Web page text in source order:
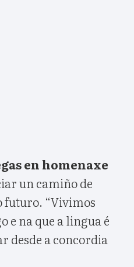
en homenaxe
un camiño de
futuro. “Vivimos
e na que a lingua é
desde a concordia